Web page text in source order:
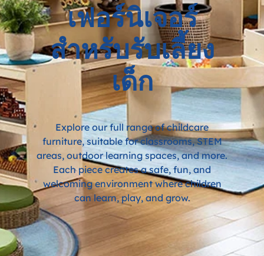
เฟอร์นิเจอร์
สำหรับรับเลี้ยง
เด็ก
Explore our full range of childcare
furniture, suitable for classrooms, STEM
areas, outdoor learning spaces, and more.
Each piece creates a safe, fun, and
welcoming environment where children
can learn, play, and grow.